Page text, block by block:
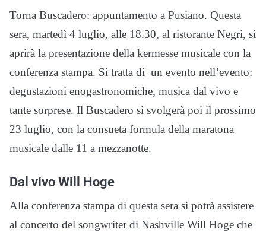
Torna Buscadero: appuntamento a Pusiano. Questa
sera, martedì 4 luglio, alle 18.30, al ristorante Negri, si
aprirà la presentazione della kermesse musicale con la
conferenza stampa. Si tratta di un evento nell’evento:
degustazioni enogastronomiche, musica dal vivo e
tante sorprese. Il Buscadero si svolgerà poi il prossimo
23 luglio, con la consueta formula della maratona
musicale dalle 11 a mezzanotte.
Dal vivo Will Hoge
Alla conferenza stampa di questa sera si potrà assistere
al concerto del songwriter di Nashville Will Hoge che